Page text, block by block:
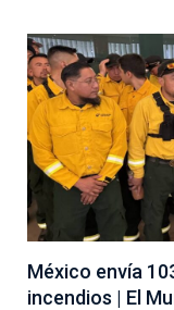
México envía
incendios | El